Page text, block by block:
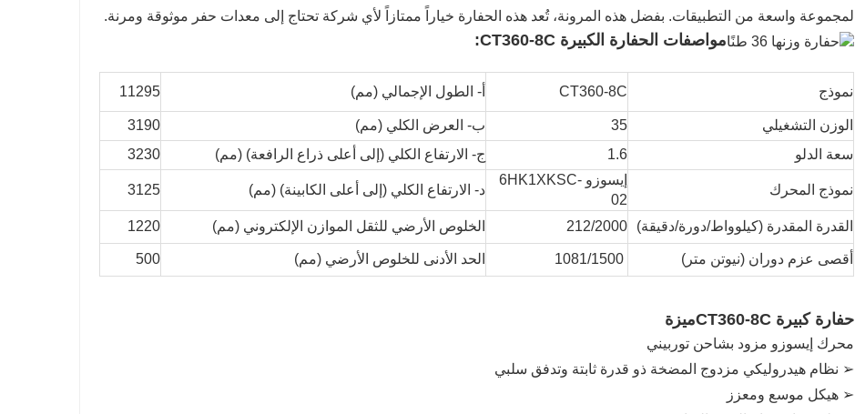
لمجموعة واسعة من التطبيقات. بفضل هذه المرونة، تُعد هذه الحفارة خياراً ممتازاً لأي شركة تحتاج إلى معدات حفر موثوقة ومرنة.
مواصفات الحفارة الكبيرة CT360-8C:
نموذج CT360-8C أ- الطول الإجمالي (مم) 11295
الوزن التشغيلي 35 ب- العرض الكلي (مم)
3190
سعة الدلو
1.6 ج- الارتفاع الكلي (إلى أعلى ذراع الرافعة) (مم) 3230
نموذج المحرك
إيسوزو 6HK1XKSC-
02
د- الارتفاع الكلي (إلى أعلى الكابينة) (مم) 3125
القدرة المقدرة (كيلوواط/دورة/دقيقة) 212/2000 الخلوص الأرضي للثقل الموازن الإلكتروني (مم) 1220
أقصى عزم دوران (نيوتن متر) 1081/1500 الحد الأدنى للخلوص الأرضي (مم) 500
حفارة كبيرة CT360-8C ميزة
محرك إيسوزو مزود بشاحن توربيني
➢ نظام هيدروليكي مزدوج المضخة ذو قدرة ثابتة وتدفق سلبي
➢ هيكل موسع ومعزز